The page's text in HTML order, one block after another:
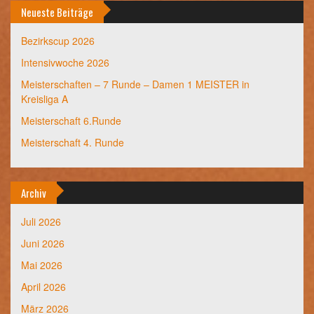
Neueste Beiträge
Bezirkscup 2026
Intensivwoche 2026
Meisterschaften – 7 Runde – Damen 1 MEISTER in
Kreisliga A
Meisterschaft 6.Runde
Meisterschaft 4. Runde
Archiv
Juli 2026
Juni 2026
Mai 2026
April 2026
März 2026